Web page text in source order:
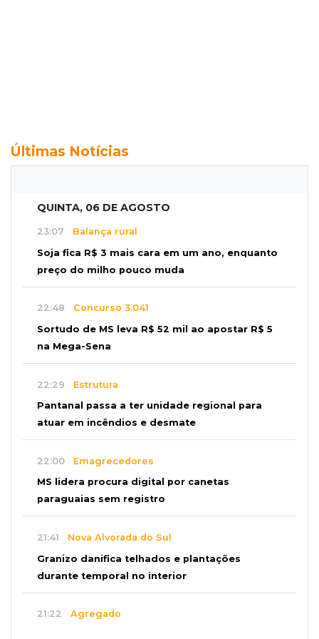
Últimas Notícias
QUINTA, 06 DE AGOSTO
23:07 Balança rural
Soja fica R$ 3 mais cara em um ano, enquanto
preço do milho pouco muda
22:48 Concurso 3.041
Sortudo de MS leva R$ 52 mil ao apostar R$ 5
na Mega-Sena
22:29 Estrutura
Pantanal passa a ter unidade regional para
atuar em incêndios e desmate
22:00 Emagrecedores
MS lidera procura digital por canetas
paraguaias sem registro
21:41 Nova Alvorada do Sul
Granizo danifica telhados e plantações
durante temporal no interior
21:22 Agregado